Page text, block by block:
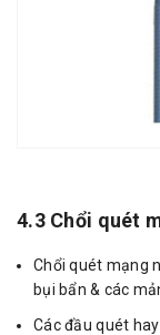
4.3 Chổi quét
Chổi quét mạng
bụi bẩn & các
Các đầu quét